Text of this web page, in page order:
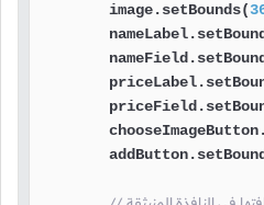
        image.setBounds(